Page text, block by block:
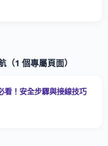
1 個專屬頁面）
看！安全步驟與接線技巧